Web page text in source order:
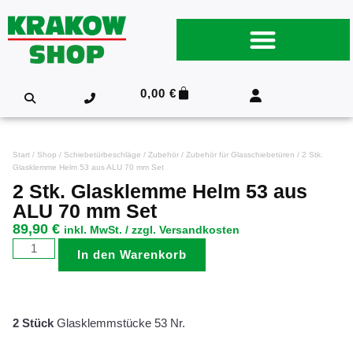
0,00€
Start / Shop / Schiebetürbeschläge / Zubehör / Zubehör für Glasschiebetüren / 2 Stk.
Glasklemme Helm 53 aus ALU 70 mm Set
2 Stk. Glasklemme Helm 53 aus
ALU 70 mm Set
89,90 € inkl. MwSt. / zzgl. Versandkosten
In den Warenkorb
2 Stück Glasklemmstücke 53 Nr.